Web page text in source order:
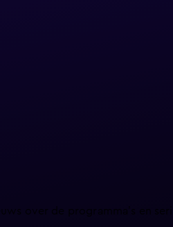
over de programma’s en